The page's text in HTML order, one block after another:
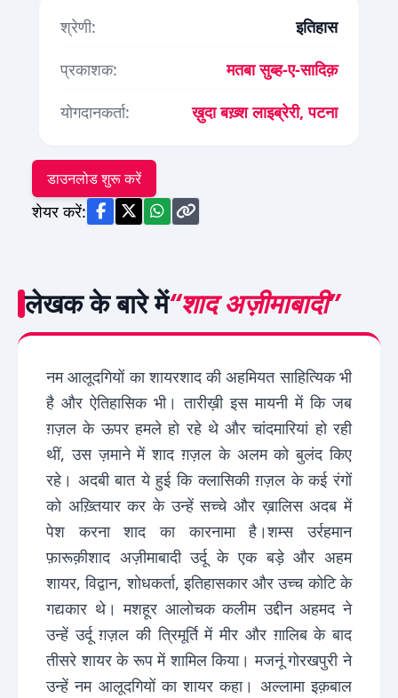
श्रेणी:
इतिहास
प्रकाशक:
मतबा सुब्ह-ए-सादिक़
योगदानकर्ता:
ख़ुदा बख़्श लाइब्रेरी, पटना
डाउनलोड शुरू करें
शेयर करें:
लेखक के बारे में“शाद अज़ीमाबादी”
नम आलूदगियों का शायरशाद की अहमियत साहित्यिक भी
है और ऐतिहासिक भी। तारीख़ी इस मायनी में कि जब
ग़ज़ल के ऊपर हमले हो रहे थे और चांदमारियां हो रही
थीं, उस ज़माने में शाद ग़ज़ल के अलम को बुलंद किए
रहे। अदबी बात ये हुई कि क्लासिकी ग़ज़ल के कई रंगों
को अख़्तियार कर के उन्हें सच्चे और ख़ालिस अदब में
पेश करना शाद का कारनामा है।शम्स उर्रहमान
फ़ारूक़ीशाद अज़ीमाबादी उर्दू के एक बड़े और अहम
शायर, विद्वान, शोधकर्ता, इतिहासकार और उच्च कोटि के
गद्यकार थे। मशहूर आलोचक कलीम उद्दीन अहमद ने
उन्हें उर्दू ग़ज़ल की त्रिमूर्ति में मीर और ग़ालिब के बाद
तीसरे शायर के रूप में शामिल किया। मजनूं गोरखपुरी ने
उन्हें नम आलूदगियों का शायर कहा। अल्लामा इक़बाल